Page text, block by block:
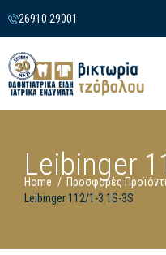
26910 29001
Leibinger
Home Προσφορές
Leibinger 112/1-3 1S-3S